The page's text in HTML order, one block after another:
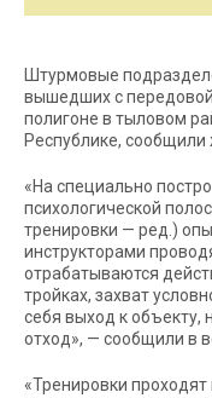
Штурмовые
вышедших с
полигоне в тыловом
Республике,
«На специально
психологической
тренировки — ред.)
инструкторами
отрабатываются
тройках, захват
себя выход к объекту,
отход», — сообщили в
«Тренировки